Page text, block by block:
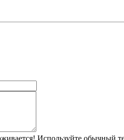
Используйте обычный